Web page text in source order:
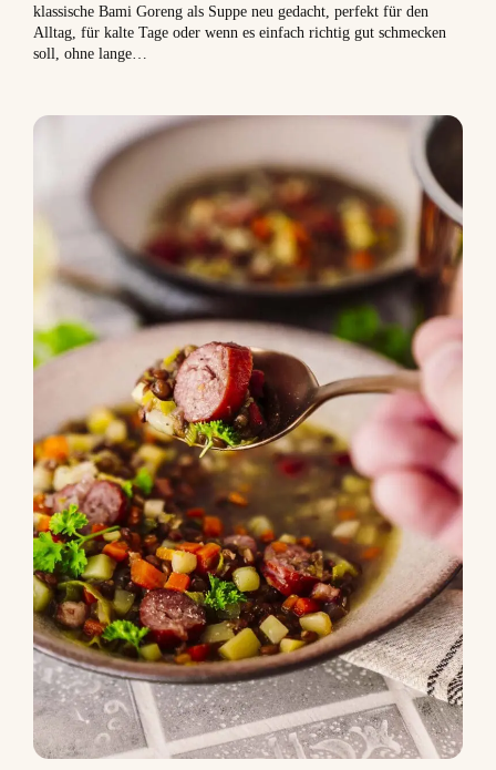
klassische Bami Goreng als Suppe neu gedacht, perfekt für den
Alltag, für kalte Tage oder wenn es einfach richtig gut schmecken
soll, ohne lange…